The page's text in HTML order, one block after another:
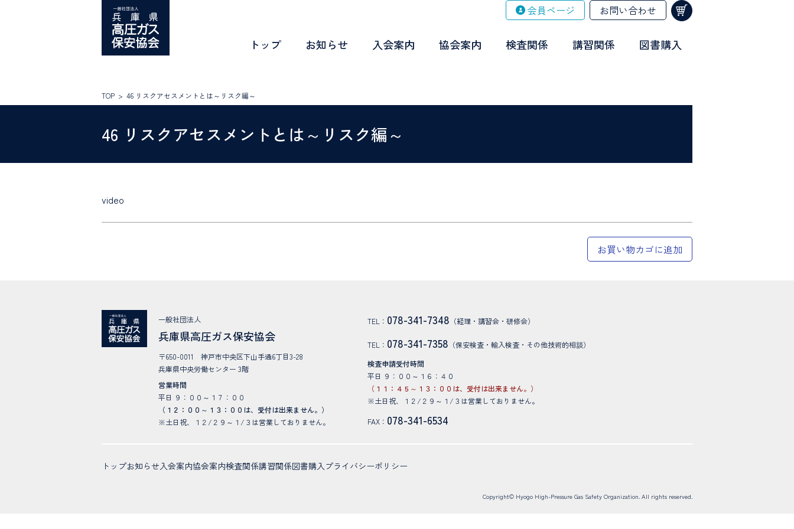
会員ページ お問い合わせ
トップ お知らせ 入会案内 協会案内 検査関係 講習関係 図書購入
TOP 46 リスクアセスメントとは～リスク編～
46 リスクアセスメントとは～リスク編～
video
ア
セ
ス
リ
お買い物カゴに追加
一般社団法人
兵庫県高圧ガス保安協会
〒650-0011 神戸市中央区下山手通6丁目3-28
兵庫県中央労働センター 3階
営業時間
平日 ９：００～１７：００
（１２：００～１３：００は、受付は出来ません。）
※土日祝、１２/２９～１/３は営業しておりません。
TEL： 078-341-7348 （経理・講習会・研修会）
TEL： 078-341-7358 （保安検査・輸入検査・その他技術的相談）
検査申請受付時間
平日 ９：００～１６：４０
（１１：４５～１３：００は、受付は出来ません。）
※土日祝、１２/２９～１/３は営業しておりません。
FAX： 078-341-6534
トップお知らせ入会案内協会案内検査関係講習関係図書購入プライバシーポリシー
Copyright© Hyogo High-Pressure Gas Safety Organization. All rights reserved.